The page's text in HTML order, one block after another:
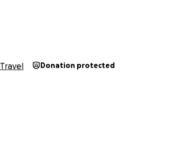
Travel Donation protected